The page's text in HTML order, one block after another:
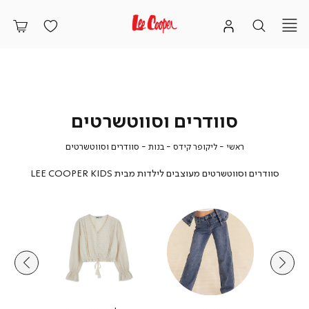
סוודרים וסווטשרטים
ראשי ראשי
ליקופר קידס ליקופר
בנות בנותסוודרים וסווטשרטיםסוודרים
סוודרים וסווטשרטים מעוצבים לילדות מבית LEE COOPER KIDS